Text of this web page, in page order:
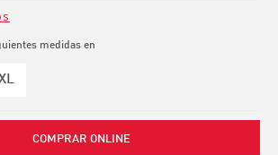
medidas en
COMPRAR ONLINE